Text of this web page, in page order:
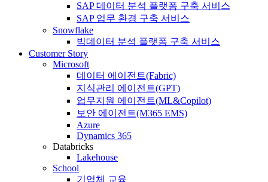
SAP 데이터 분석 플랫폼 구축 서비스
SAP 업무 환경 구축 서비스
Snowflake
빅데이터 분석 플랫폼 구축 서비스
Customer Story
Microsoft
데이터 에이전트(Fabric)
지식관리 에이전트(GPT)
업무지원 에이전트(ML&Copilot)
보안 에이전트(M365 EMS)
Azure
Dynamics 365
Databricks
Lakehouse
School
기업체 교육